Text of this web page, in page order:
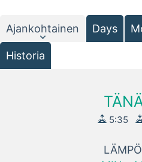
Ajankohtainen Days
Historia
5:35